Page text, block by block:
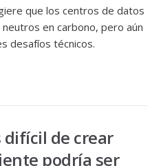
que los centros de datos
en carbono, pero aún
desafíos técnicos.
difícil de crear
podría ser